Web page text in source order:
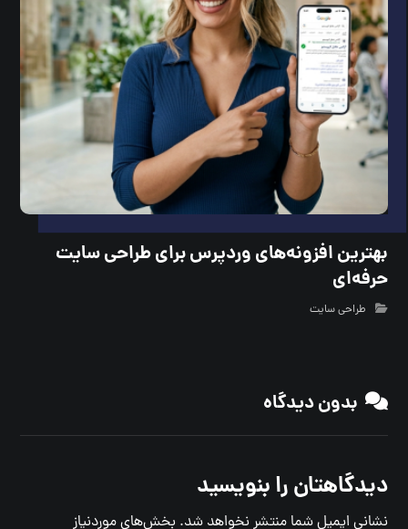
بهترین افزونه‌های وردپرس برای طراحی سایت
حرفه‌ای
طراحی سایت
بدون دیدگاه
دیدگاهتان را بنویسید
نشانی ایمیل شما منتشر نخواهد شد. بخش‌های موردنیاز